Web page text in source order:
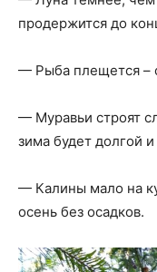
продержится до
— Рыба плещется –
— Муравьи строят
зима будет долгой
— Калины мало на
осень без осадков.